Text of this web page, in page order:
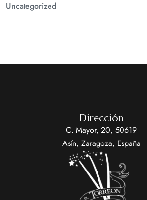
Uncategorized
Dirección
C. Mayor, 20, 50619
Asín, Zaragoza, España